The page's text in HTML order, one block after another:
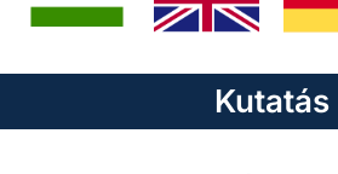
Kutatás